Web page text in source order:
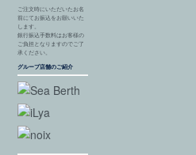
ご注文時にいただいたお名
前にてお振込をお願いいた
します。
銀行振込手数料はお客様の
ご負担となりますのでご了
承ください。
グループ店舗のご紹介